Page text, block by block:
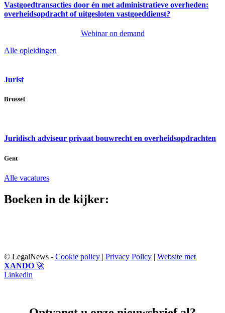
Vastgoedtransacties door én met administratieve overheden:
overheidsopdracht of uitgesloten vastgoeddienst?
Webinar on demand
Alle opleidingen
Jurist
Brussel
Juridisch adviseur privaat bouwrecht en overheidsopdrachten
Gent
Alle vacatures
Boeken in de kijker:
© LegalNews - Cookie policy | Privacy Policy | Website met
XANDO 🚀
Linkedin